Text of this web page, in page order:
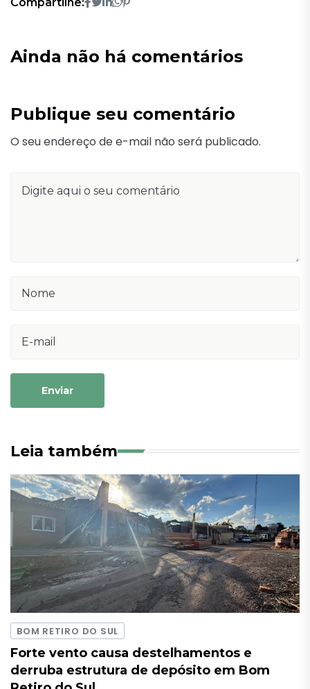
Compartilhe:
Ainda não há comentários
Publique seu comentário
O seu endereço de e-mail não será publicado.
Enviar
Leia também
BOM RETIRO DO SUL
Forte vento causa destelhamentos e
derruba estrutura de depósito em Bom